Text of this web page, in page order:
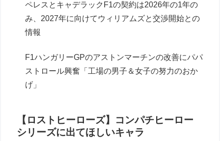
ペレスとキャデラックF1の契約は2026年の1年の
み、2027年に向けてウィリアムズと交渉開始との
情報
F1ハンガリーGPのアストンマーチンの改善にパパ
ストロール興奮「工場の男子＆女子の努力のおか
げ」
【ロストヒーローズ】コンパチヒーロー
シリーズに出てほしいキャラ